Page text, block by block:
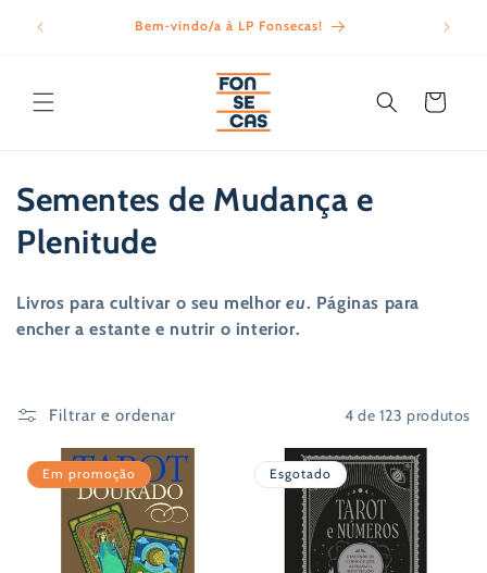
para o
Bem-vindo/a à LP Fonsecas!
Carrinho
C
o
e
ã
o
Sementes de Mudança e
Plenitude
Livros para cultivar o seu melhoreu. Páginas para
encher a estante e nutrir o interior.
Filtrar e ordenar 4 de 123 produtos
Em promoção Esgotado